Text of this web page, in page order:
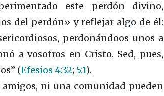
este perdón divino,
del perdón» y reflejar algo de él:
perdonándoos unos a
a vosotros en Cristo. Sed, pues,
(Efesios 4:32; 5:1).
ni una comunidad pueden